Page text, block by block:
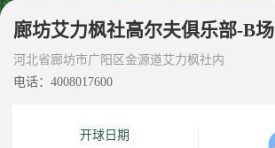
廊坊艾力枫社高尔夫俱乐部-B场
河北省廊坊市广阳区金源道艾力枫社内
电话：4008017600
开球日期